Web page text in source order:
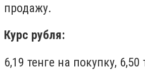
продажу.
Курс рубля:
6,19 тенге на покупку, 6,50